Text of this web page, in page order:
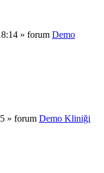
» forum Demo
» forum Demo Kliniği